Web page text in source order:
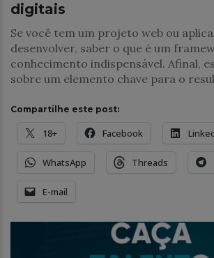
digitais
Se você tem um projeto web ou
desenvolver, saber o que é um
conhecimento indispensável. Afinal,
sobre um elemento chave para o
Compartilhe este post:
18+ Facebook
WhatsApp Threads
E-mail